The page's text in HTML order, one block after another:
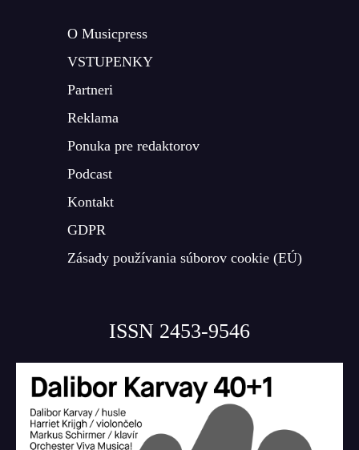
O Musicpress
VSTUPENKY
Partneri
Reklama
Ponuka pre redaktorov
Podcast
Kontakt
GDPR
Zásady používania súborov cookie (EÚ)
ISSN 2453-9546